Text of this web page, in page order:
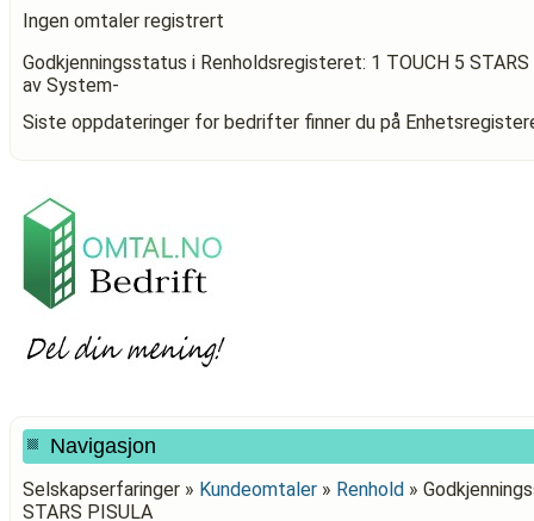
Ingen omtaler registrert
Godkjenningsstatus i Renholdsregisteret: 1 TOUCH 5 STARS
av System-
Siste oppdateringer for bedrifter finner du på
Navigasjon
Selskapserfaringer » Kundeomtaler » Renhold »
STARS PISULA